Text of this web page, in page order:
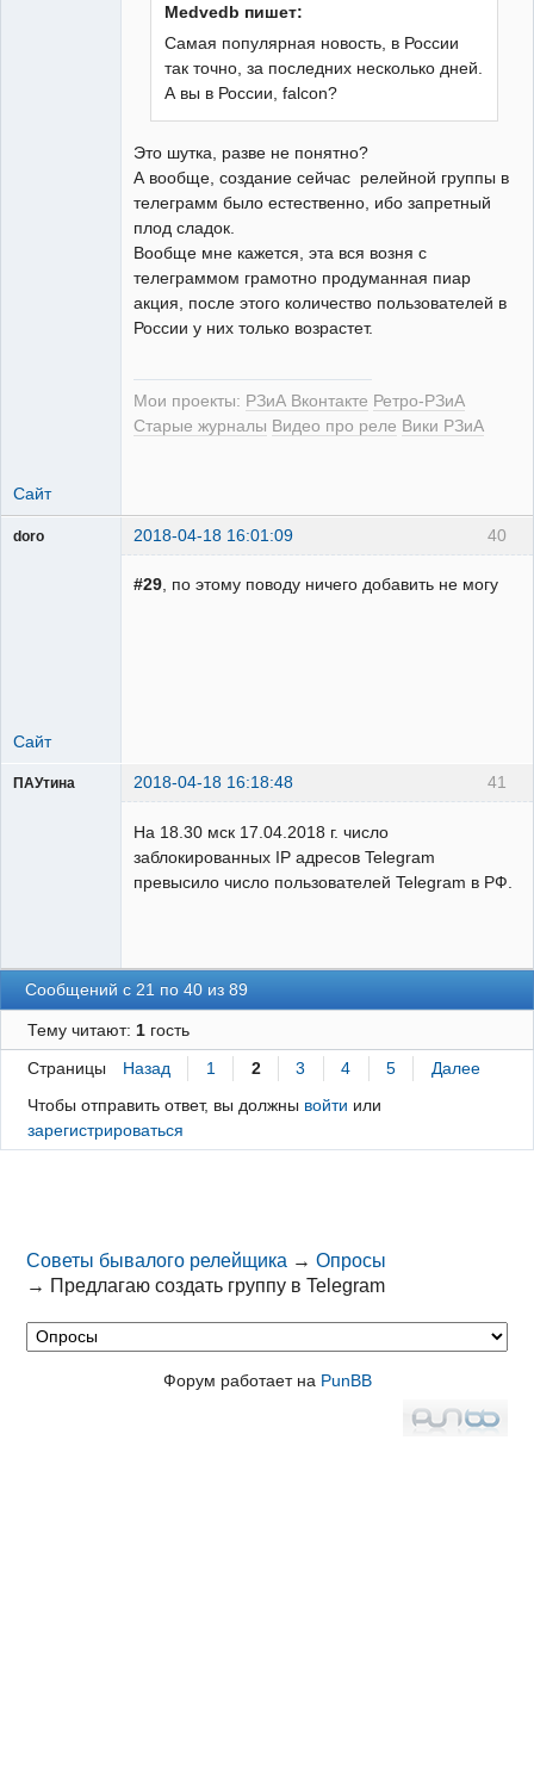
Medvedb пишет:
Самая популярная новость, в России
так точно, за последних несколько дней.
А вы в России, falcon?
Это шутка, разве не понятно?
А вообще, создание сейчас релейной группы в
телеграмм было естественно, ибо запретный
плод сладок.
Вообще мне кажется, эта вся возня с
телеграммом грамотно продуманная пиар
акция, после этого количество пользователей в
России у них только возрастет.
Мои проекты: РЗиА Вконтакте Ретро-РЗиА
Старые журналы Видео про реле Вики РЗиА
Сайт
40
doro 2018-04-18 16:01:09
#29, по этому поводу ничего добавить не могу
Сайт
41
ПАУтина 2018-04-18 16:18:48
На 18.30 мск 17.04.2018 г. число
заблокированных IP адресов Telegram
превысило число пользователей Telegram в РФ.
Сообщений с 21 по 40 из 89
Тему читают: 1гость
Страницы Назад 1 2 3 4 5
Далее
Чтобы отправить ответ, вы должны войти или
зарегистрироваться
Советы бывалого релейщика →Опросы
→ Предлагаю создать группу в Telegram
Форум работает на PunBB